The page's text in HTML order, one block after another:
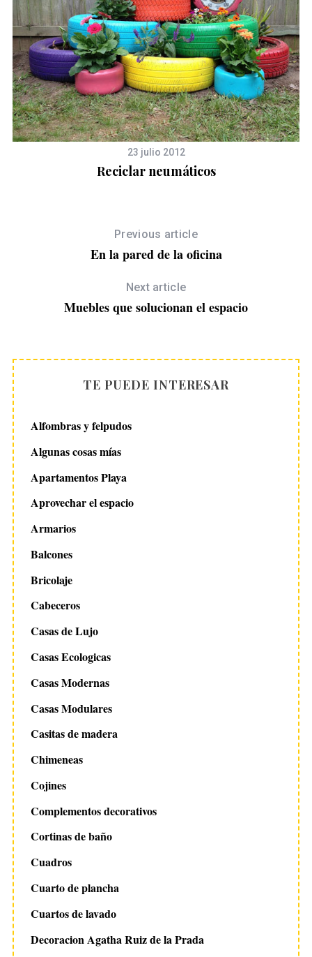
23 julio 2012
Reciclar neumáticos
Previous article
En la pared de la oficina
Next article
Muebles que solucionan el espacio
TE PUEDE INTERESAR
Alfombras y felpudos
Algunas cosas mías
Apartamentos Playa
Aprovechar el espacio
Armarios
Balcones
Bricolaje
Cabeceros
Casas de Lujo
Casas Ecologicas
Casas Modernas
Casas Modulares
Casitas de madera
Chimeneas
Cojines
Complementos decorativos
Cortinas de baño
Cuadros
Cuarto de plancha
Cuartos de lavado
Decoracion Agatha Ruiz de la Prada